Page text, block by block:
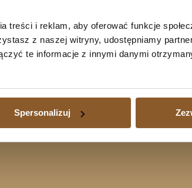
treści i reklam, aby oferować funkcje
z naszej witryny, udostępniamy
te informacje z innymi danymi
Spersonalizuj
do waluty jest dużym
potrzeba sprzedaży nieruchomości
działa na terenie
kredytów waloryzowanych do